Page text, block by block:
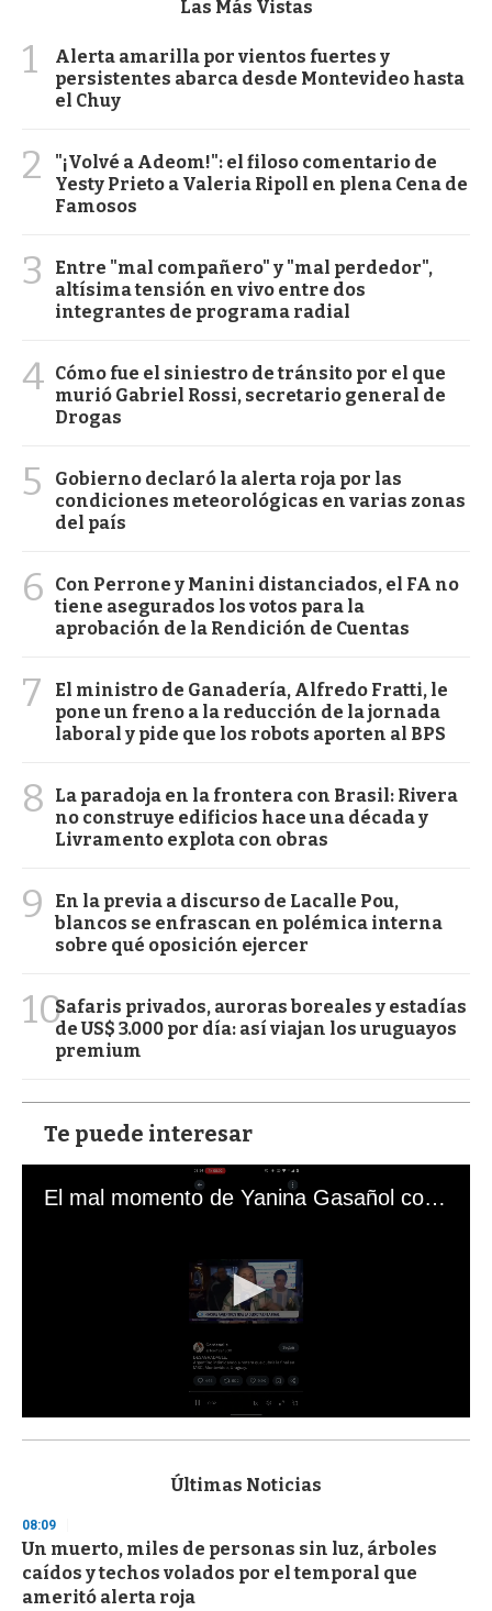
Las Más Vistas
1
Alerta amarilla por vientos fuertes y
persistentes abarca desde Montevideo hasta
el Chuy
2
"¡Volvé a Adeom!": el filoso comentario de
Yesty Prieto a Valeria Ripoll en plena Cena de
Famosos
3
Entre "mal compañero" y "mal perdedor",
altísima tensión en vivo entre dos
integrantes de programa radial
4 Cómo fue el siniestro de tránsito por el que
murió Gabriel Rossi, secretario general de
Drogas
5
Gobierno declaró la alerta roja por las
condiciones meteorológicas en varias zonas
del país
6
Con Perrone y Manini distanciados, el FA no
tiene asegurados los votos para la
aprobación de la Rendición de Cuentas
7
El ministro de Ganadería, Alfredo Fratti, le
pone un freno a la reducción de la jornada
laboral y pide que los robots aporten al BPS
8
La paradoja en la frontera con Brasil: Rivera
no construye edificios hace una década y
Livramento explota con obras
9
En la previa a discurso de Lacalle Pou,
blancos se enfrascan en polémica interna
sobre qué oposición ejercer
10Safaris privados, auroras boreales y estadías
de US$ 3.000 por día: así viajan los uruguayos
premium
Te puede interesar
El mal momento de Yanina Gasañol con un hincha argentino en "Subrayado"
s
d
s
o
f
3
Últimas Noticias
08:09
Un muerto, miles de personas sin luz, árboles
caídos y techos volados por el temporal que
ameritó alerta roja